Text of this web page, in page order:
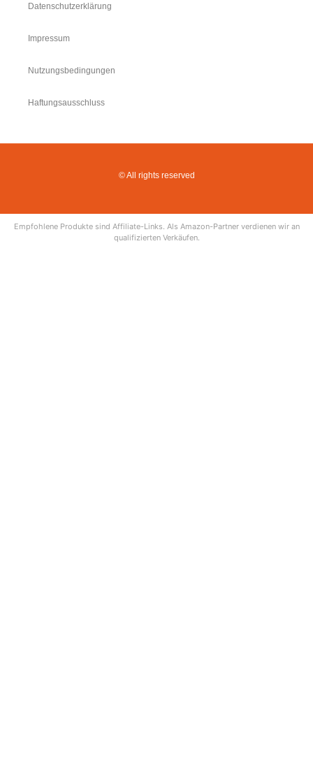
Datenschutzerklärung
Impressum
Nutzungsbedingungen
Haftungsausschluss
© All rights reserved
Empfohlene Produkte sind Affiliate-Links. Als Amazon-Partner verdienen wir an
qualifizierten Verkäufen.